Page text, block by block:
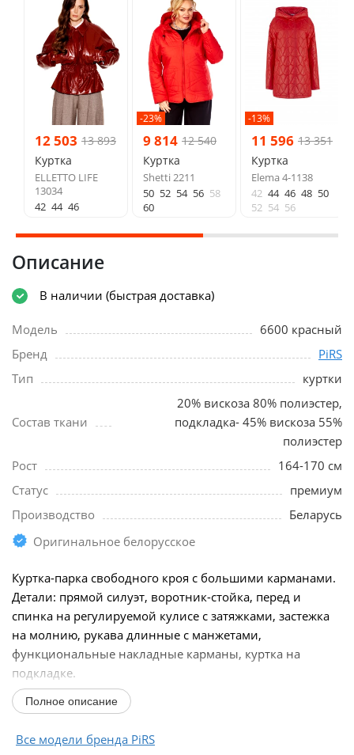
12 503 13 893
Куртка
ELLETTO LIFE
13034
42 44 46
-23%
9 814 12 540
Куртка
Shetti 2211
50 52 54 56 58
60
-13%
11 596 13 351
Куртка
Elema 4-1138
42 44 46 48 50
52 54 56
Описание
В наличии (быстрая доставка)
Модель
6600 красный
Бренд
PiRS
Тип
куртки
Состав ткани
20% вискоза 80% полиэстер,
подкладка- 45% вискоза 55%
полиэстер
Рост
164-170 см
Статус
премиум
Производство
Беларусь
Оригинальное белорусское
Куртка-парка свободного кроя с большими карманами.
Детали: прямой силуэт, воротник-стойка, перед и
спинка на регулируемой кулисе с затяжками, застежка
на молнию, рукава длинные с манжетами,
функциональные накладные карманы, куртка на
подкладке.
Длина по спинке с поясом около 77 см в размерах...
Полное описание
Все модели бренда PiRS